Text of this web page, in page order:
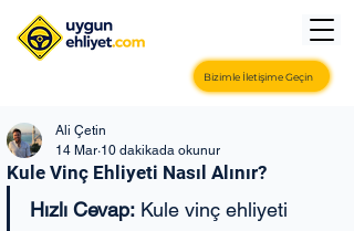
Bizimle İletişime Geçin
Kule Vinç Ehliyeti Nasıl Alınır?
Ali Çetin
14 Mar 10 dakikada okunur
Hızlı Cevap: Kule vinç ehliyeti